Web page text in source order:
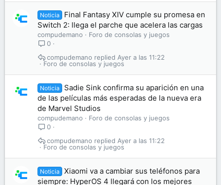
Noticia
Final Fantasy XIV cumple su promesa en
Switch 2: llega el parche que acelera las cargas
compudemano
Foro de consolas y juegos
0
Foro de consolas y juegos
Ayer a las 11:22
compudemano
Noticia
Sadie Sink confirma su aparición en una
de las películas más esperadas de la nueva era
de Marvel Studios
compudemano
Foro de consolas y juegos
0
Foro de consolas y juegos
Ayer a las 11:22
compudemano
Noticia
Xiaomi va a cambiar sus teléfonos para
siempre: HyperOS 4 llegará con los mejores